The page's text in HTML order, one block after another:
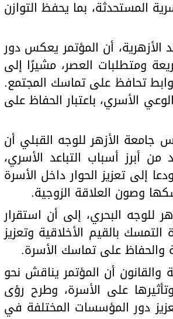
المستحدثة، بما يحفظ التوازن
أن المؤتمر يعكس دور
ومتطلبات العصر، مشيرًا إلى
تحافظ على تماسك المجتمع.
الأسري، باعتبار الحفاظ على
جامعة الأزهر للوجه القبلي أن
أبرز أسباب التباعد الأسري،
إلى تعزيز الحوار داخل الأسرة
وصون العلاقة الزوجية.
للوجه البحري، إلى أن استقرار
بالقيم الأخلاقية وتعزيز
والحفاظ على تماسك الأسرة.
والقانون أن المؤتمر يناقش نحو
على الأسرة، وطرح رؤى
دور المؤسسات المختلفة في